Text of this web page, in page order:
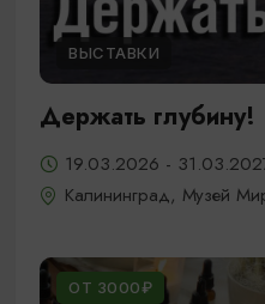
ВЫСТАВКИ
Держать глубину!
19.03.2026 -
Калининград, Музей
ОТ 3000₽